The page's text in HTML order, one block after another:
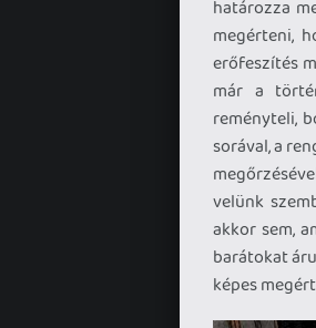
határozza
megérteni,
erőfeszítés
már a
reményteli,
sorával, a
velünk
akkor sem,
barátokat
képes